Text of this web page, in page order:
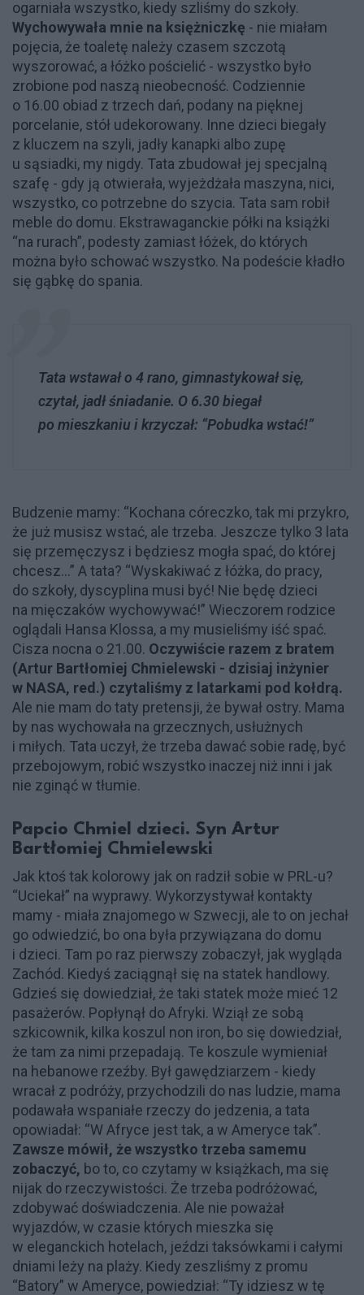
ogarniała wszystko, kiedy szliśmy do szkoły.
Wychowywała mnie na księżniczkę - nie miałam
pojęcia, że toaletę należy czasem szczotą
wyszorować, a łóżko pościelić - wszystko było
zrobione pod naszą nieobecność. Codziennie
o 16.00 obiad z trzech dań, podany na pięknej
porcelanie, stół udekorowany. Inne dzieci biegały
z kluczem na szyli, jadły kanapki albo zupę
u sąsiadki, my nigdy. Tata zbudował jej specjalną
szafę - gdy ją otwierała, wyjeżdżała maszyna, nici,
wszystko, co potrzebne do szycia. Tata sam robił
meble do domu. Ekstrawaganckie półki na książki
“na rurach”, podesty zamiast łóżek, do których
można było schować wszystko. Na podeście kładło
się gąbkę do spania.
Tata wstawał o 4 rano, gimnastykował się,
czytał, jadł śniadanie. O 6.30 biegał
po mieszkaniu i krzyczał: “Pobudka wstać!”
Budzenie mamy: “Kochana córeczko, tak mi przykro,
że już musisz wstać, ale trzeba. Jeszcze tylko 3 lata
się przemęczysz i będziesz mogła spać, do której
chcesz…” A tata? “Wyskakiwać z łóżka, do pracy,
do szkoły, dyscyplina musi być! Nie będę dzieci
na mięczaków wychowywać!” Wieczorem rodzice
oglądali Hansa Klossa, a my musieliśmy iść spać.
Cisza nocna o 21.00. Oczywiście razem z bratem
(Artur Bartłomiej Chmielewski - dzisiaj inżynier
w NASA, red.) czytaliśmy z latarkami pod kołdrą.
Ale nie mam do taty pretensji, że bywał ostry. Mama
by nas wychowała na grzecznych, usłużnych
i miłych. Tata uczył, że trzeba dawać sobie radę, być
przebojowym, robić wszystko inaczej niż inni i jak
nie zginąć w tłumie.
Papcio Chmiel dzieci. Syn Artur
Bartłomiej Chmielewski
Jak ktoś tak kolorowy jak on radził sobie w PRL-u?
“Uciekał” na wyprawy. Wykorzystywał kontakty
mamy - miała znajomego w Szwecji, ale to on jechał
go odwiedzić, bo ona była przywiązana do domu
i dzieci. Tam po raz pierwszy zobaczył, jak wygląda
Zachód. Kiedyś zaciągnął się na statek handlowy.
Gdzieś się dowiedział, że taki statek może mieć 12
pasażerów. Popłynął do Afryki. Wziął ze sobą
szkicownik, kilka koszul non iron, bo się dowiedział,
że tam za nimi przepadają. Te koszule wymieniał
na hebanowe rzeźby. Był gawędziarzem - kiedy
wracał z podróży, przychodzili do nas ludzie, mama
podawała wspaniałe rzeczy do jedzenia, a tata
opowiadał: “W Afryce jest tak, a w Ameryce tak”.
Zawsze mówił, że wszystko trzeba samemu
zobaczyć, bo to, co czytamy w książkach, ma się
nijak do rzeczywistości. Że trzeba podróżować,
zdobywać doświadczenia. Ale nie poważał
wyjazdów, w czasie których mieszka się
w eleganckich hotelach, jeździ taksówkami i całymi
dniami leży na plaży. Kiedy zeszliśmy z promu
“Batory” w Ameryce, powiedział: “Ty idziesz w tę